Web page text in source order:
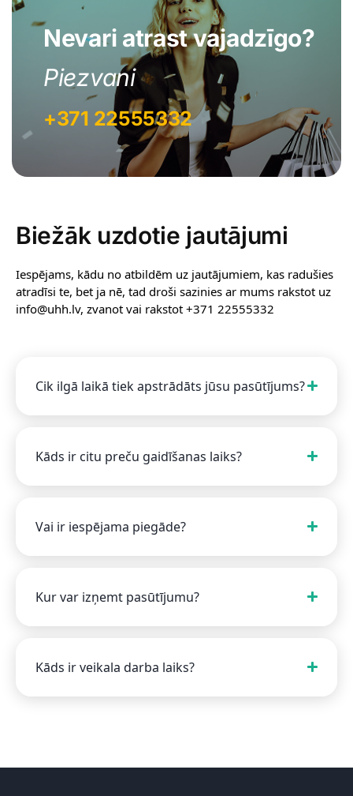
Nevari atrast vajadzīgo?
Piezvani
+371 22555332
Biežāk uzdotie jautājumi
Iespējams, kādu no atbildēm uz jautājumiem, kas radušies
atradīsi te, bet ja nē, tad droši sazinies ar mums rakstot uz
info@uhh.lv, zvanot vai rakstot +371 22555332
Cik ilgā laikā tiek apstrādāts jūsu pasūtījums?
Kāds ir citu preču gaidīšanas laiks?
Vai ir iespējama piegāde?
Kur var izņemt pasūtījumu?
Kāds ir veikala darba laiks?